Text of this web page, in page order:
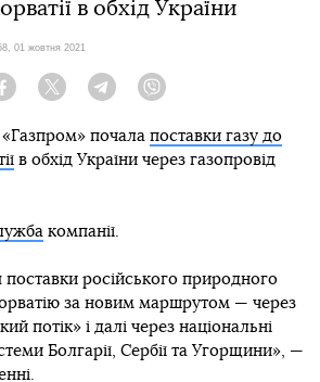
в обхід України
01 жовтня 2021
Facebook Twitter Telegram
«Газпром» почала поставки газу до
в обхід України через газопровід
компанії.
поставки російського природного
за новим маршрутом — через
потік» і далі через національні
Болгарії, Сербії та Угорщини», —